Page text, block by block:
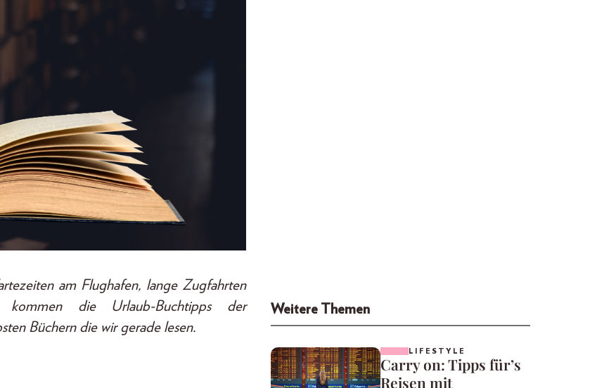
am Flughafen, lange Zugfahrten
die Urlaub-Buchtipps der
Büchern die wir gerade lesen.
Weitere Themen
LIFESTYLE
Carry on: Tipps für’s
Reisen mit